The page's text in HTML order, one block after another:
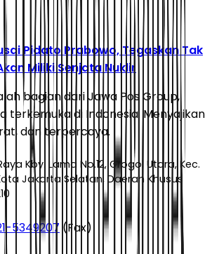
Pidato Prabowo, Tegaskan Tak
Miliki Senjata Nuklir
bagian dari Jawa Pos Group,
terkemuka di Indonesia. Menyajikan
dan terpercaya.
Kby. Lama No.12, Grogol Utara, Kec.
Jakarta Selatan, Daerah Khusus
5349207 (Fax)